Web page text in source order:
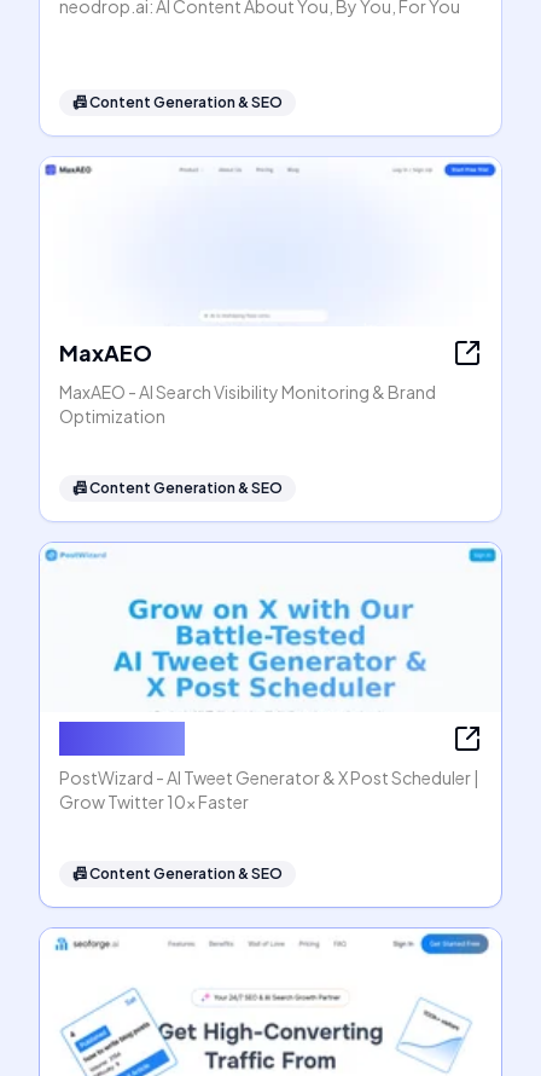
neodrop.ai: AI Content About You, By You, For You
📠Content Generation & SEO
MaxAEO
MaxAEO - AI Search Visibility Monitoring & Brand
Optimization
📠Content Generation & SEO
PostWizard - AI Tweet Generator & X Post Scheduler |
Grow Twitter 10x Faster
📠Content Generation & SEO